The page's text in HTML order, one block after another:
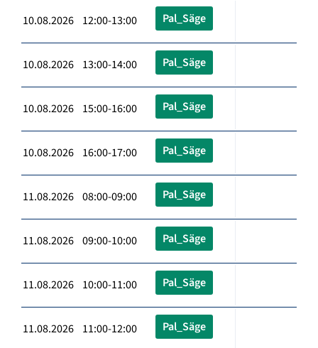
10.08.2026 12:00-13:00 Pal_Säge
10.08.2026 13:00-14:00 Pal_Säge
10.08.2026 15:00-16:00 Pal_Säge
10.08.2026 16:00-17:00 Pal_Säge
11.08.2026 08:00-09:00 Pal_Säge
11.08.2026 09:00-10:00 Pal_Säge
11.08.2026 10:00-11:00 Pal_Säge
11.08.2026 11:00-12:00 Pal_Säge